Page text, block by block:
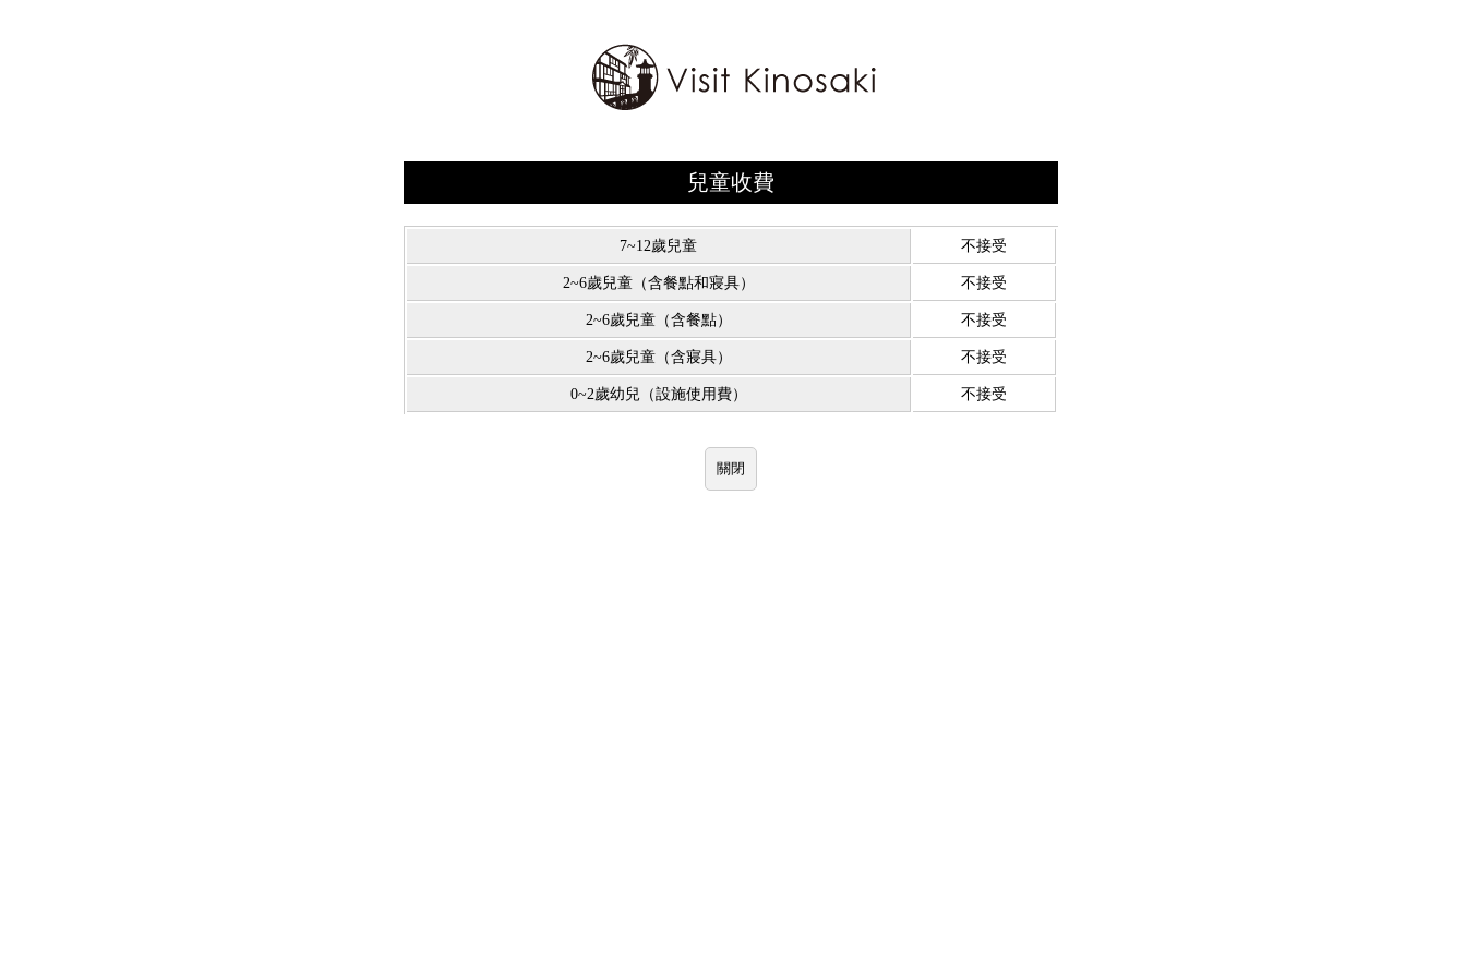
兒童收費
7~12歲兒童 不接受
2~6歲兒童（含餐點和寢具） 不接受
2~6歲兒童（含餐點） 不接受
2~6歲兒童（含寢具） 不接受
0~2歲幼兒（設施使用費） 不接受